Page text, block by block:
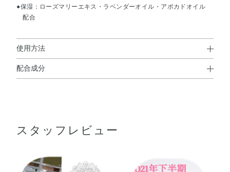
●保湿：ローズマリーエキス・ラベンダーオイル・アボカドオイル
配合
使用方法
使用方法
配合成分
酸）ジペンタエリスリチル・アボカド油・アンズ核油・ト
ル酸ジメチコン）コポリマー・シリカ・ジエチルヘキサン
スタッフレビュー